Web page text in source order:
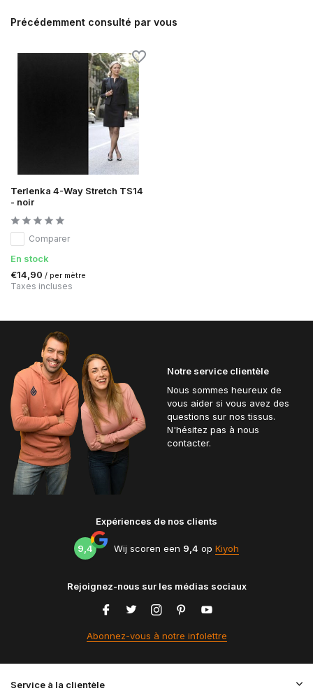
Précédemment consulté par vous
Terlenka 4-Way Stretch TS14
- noir
Comparer
En stock
€14,90 / per mètre
Taxes incluses
Notre service clientèle
Nous sommes heureux de
vous aider si vous avez des
questions sur nos tissus.
N'hésitez pas à nous
contacter.
Expériences de nos clients
9,4 Wij scoren een 9,4 op Kiyoh
Rejoignez-nous sur les médias sociaux
Abonnez-vous à notre infolettre
Service à la clientèle